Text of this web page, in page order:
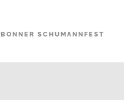
BONNER SCHUMANNFEST